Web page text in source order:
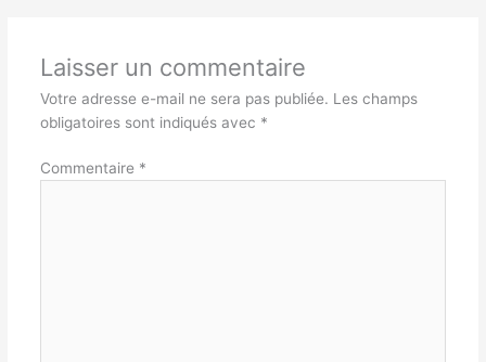
Laisser un commentaire
Votre adresse e-mail ne sera pas publiée. Les champs
obligatoires sont indiqués avec *
Commentaire *